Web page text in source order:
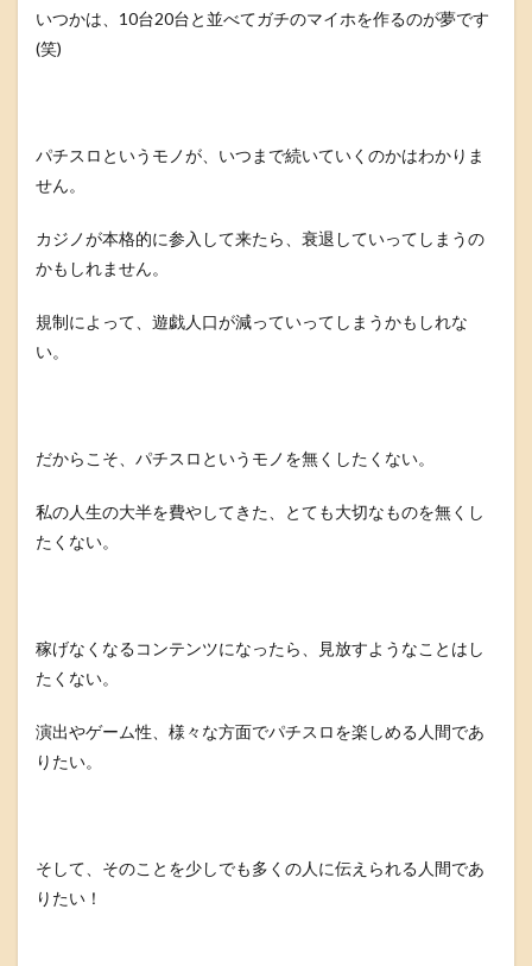
いつかは、10台20台と並べてガチのマイホを作るのが夢です
(笑)
パチスロというモノが、いつまで続いていくのかはわかりま
せん。
カジノが本格的に参入して来たら、衰退していってしまうの
かもしれません。
規制によって、遊戯人口が減っていってしまうかもしれな
い。
だからこそ、パチスロというモノを無くしたくない。
私の人生の大半を費やしてきた、とても大切なものを無くし
たくない。
稼げなくなるコンテンツになったら、見放すようなことはし
たくない。
演出やゲーム性、様々な方面でパチスロを楽しめる人間であ
りたい。
そして、そのことを少しでも多くの人に伝えられる人間であ
りたい！